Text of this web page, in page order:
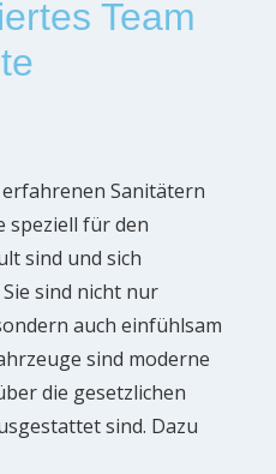
Team
Sanitätern
speziell für den
sind und sich
sind nicht nur
auch einfühlsam
sind moderne
die gesetzlichen
sind. Dazu